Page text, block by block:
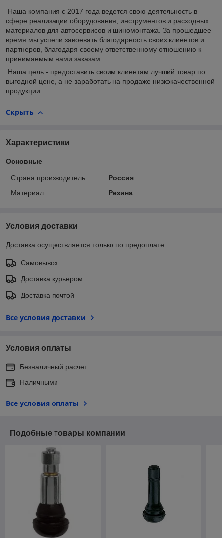
Наша компания с 2017 года ведется свою деятельность в
сфере реализации оборудования, инструментов и расходных
материалов для автосервисов и шиномонтажа. За прошедшее
время мы успели завоевать благодарность своих клиентов и
партнеров, благодаря своему ответственному отношению к
принимаемым нами заказам.
Наша цель - предоставить своим клиентам лучший товар по
выгодной цене, а не заработать на продаже низкокачественной
продукции.
Скрыть
Характеристики
Основные
Страна производитель
Россия
Материал
Резина
Условия доставки
Доставка осуществляется только по предоплате.
Самовывоз
Доставка курьером
Доставка почтой
Все условия доставки
Условия оплаты
Безналичный расчет
Наличными
Все условия оплаты
Подобные товары компании